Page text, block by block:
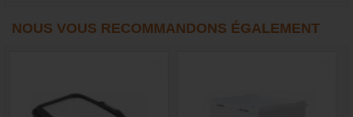
NOUS VOUS RECOMMANDONS ÉGALEMENT